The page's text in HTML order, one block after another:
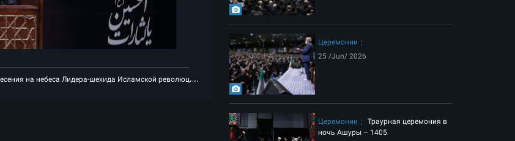
Первая траурная ночь месяца Мухаррам рядом с местом вознесения на небеса Лидера-шехида Исламской революции
Церемонии
25 /Jun/ 2026
Церемонии
Траурная церемония в
ночь Ашуры – 1405